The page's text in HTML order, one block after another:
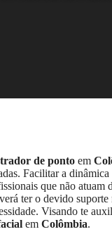
de ponto em
Facilitar a
que não atuam
ter o devido
Visando te
em Colômbia.